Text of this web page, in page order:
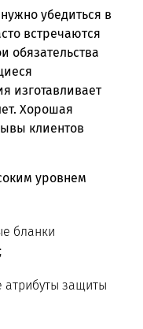
убедиться в
встречаются
обязательства
изготавливает
Хорошая
клиентов
уровнем
бланки
атрибуты защиты